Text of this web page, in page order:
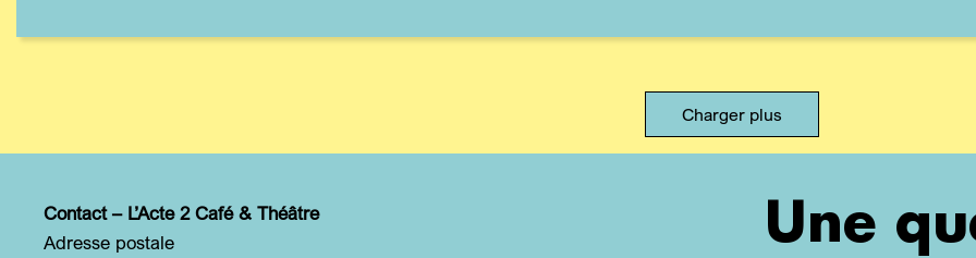
Charger plus
Contact – L’Acte 2 Café & Théâtre
Adresse postale
Une